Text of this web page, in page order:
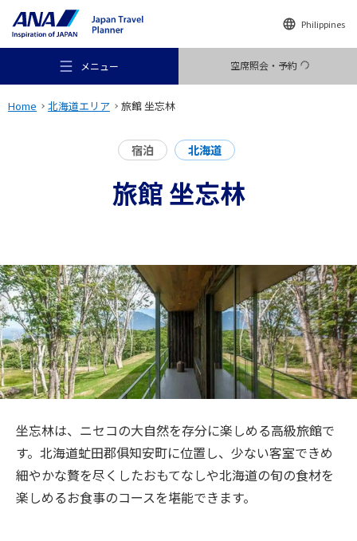
Philippines
メニュー 空席照会・予約
行き先
旅のお役立ち情報
閉じる
Home 北海道エリア 旅館 坐忘林
宿泊 北海道
旅館 坐忘林
坐忘林は、ニセコの大自然を存分に楽しめる高級旅館で
す。北海道虻田郡俱知安町に位置し、少ない客室できめ
細やかな贅を尽くしたおもてなしや北海道の旬の食材を
楽しめるお食事のコースを堪能できます。